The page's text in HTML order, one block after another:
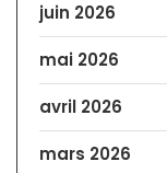
juin 2026
mai 2026
avril 2026
mars 2026